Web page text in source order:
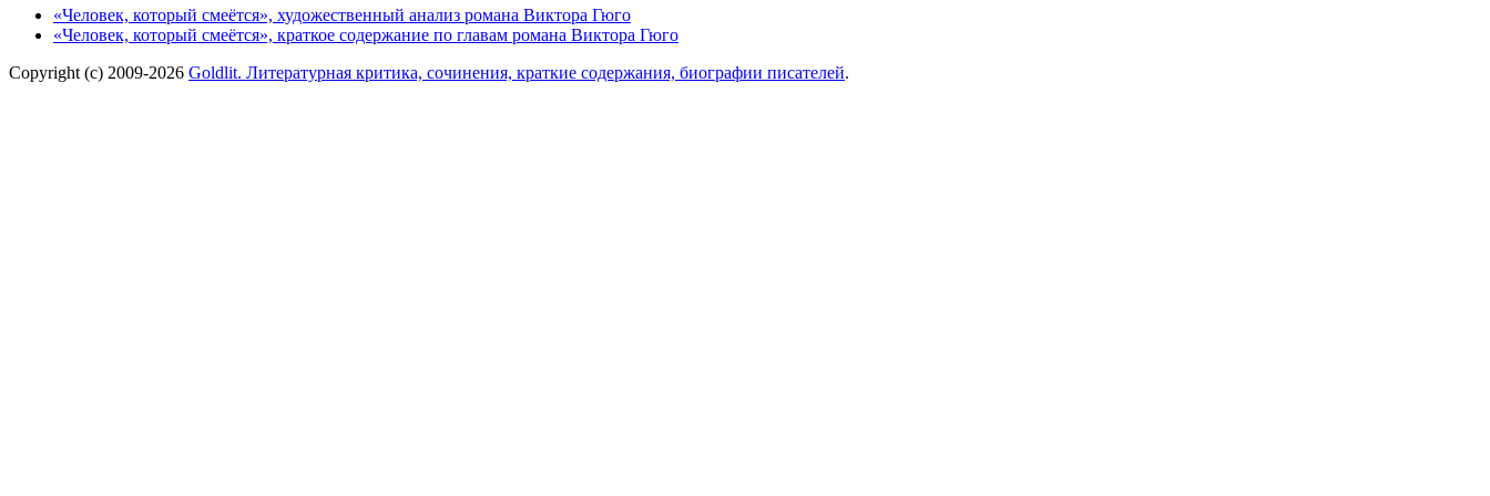
«Человек, который смеётся», художественный анализ романа Виктора Гюго
«Человек, который смеётся», краткое содержание по главам романа Виктора Гюго
Copyright (c) 2009-2026 Goldlit. Литературная критика, сочинения, краткие содержания, биографии писателей.